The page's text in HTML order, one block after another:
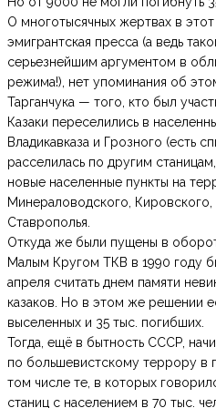
О многотысячных жертвах в
эмигрантская пресса (а ведь
серьезнейшим аргументом в
режима!), нет упоминания об
Тарганчука — того, кто был
Казаки переселились в
Владикавказа и Грозного (есть
расселилась по другим
новые населенные пункты на
Минераловодского,
Ставрополья.
Откуда же были пущены в
Малым Кругом ТКВ в 1990 году
апреля считать днем памяти
казаков. Но в этом же решении
выселенных и 35 тыс. погибших.
Тогда, ещё в бытность СССР,
по большевистскому террору в
том числе те, в которых
станиц с населением в 70 тыс.